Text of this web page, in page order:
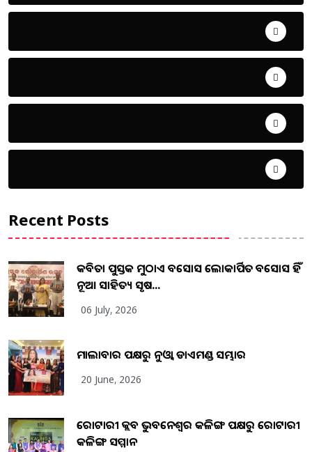
Recent Posts
କବିତା ପୁସ୍ତକ ମୁଠାଏ ଅବସୋସ ଲୋକାର୍ପିତ ଅବସୋସ ହିଁ
ନୂଆ ସାହିତ୍ୟ ସୃଷ...
06 July, 2026
ମାଲାବାର ପକ୍ଷରୁ ନୁଓ୍ବା ଡାଏମଣ୍ଡ ସମ୍ଭାର
20 June, 2026
ରୋଟାରୀ କ୍ଲବ ଭୁବନେଶ୍ୱର କଳିଙ୍ଗ ପକ୍ଷରୁ ରୋଟାରୀ
କଳିଙ୍ଗ ସମ୍ମାନ